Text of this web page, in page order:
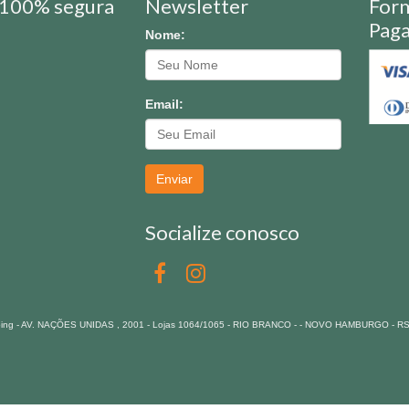
segura Newsletter
Nome:
Email:
Enviar
Socialize conosco
- AV. NAÇÕES UNIDAS , 2001 - Lojas 1064/1065 - RIO BRANCO - - NOVO HAMBURGO - RS